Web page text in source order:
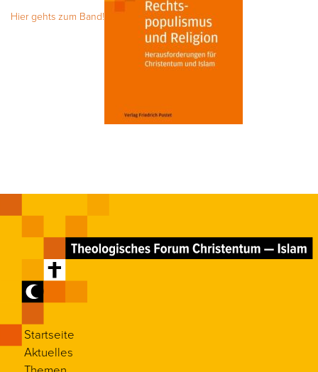
Hier gehts zum Band!
Startseite
Aktuelles